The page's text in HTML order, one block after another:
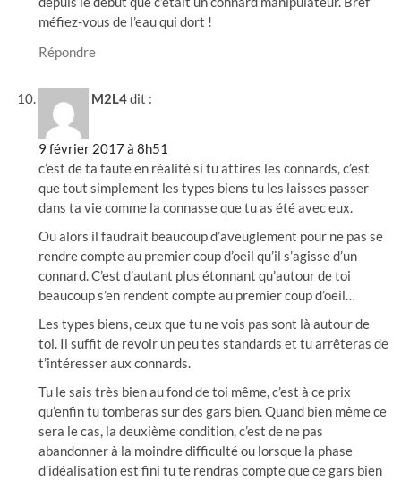
méfiez-vous de l’eau qui dort !
Répondre
M2L4dit :
9 février 2017 à 8h51
c’est de ta faute en réalité si tu attires les connards, c’est
que tout simplement les types biens tu les laisses passer
dans ta vie comme la connasse que tu as été avec eux.
Ou alors il faudrait beaucoup d’aveuglement pour ne pas se
rendre compte au premier coup d’oeil qu’il s’agisse d’un
connard. C’est d’autant plus étonnant qu’autour de toi
beaucoup s’en rendent compte au premier coup d’oeil…
Les types biens, ceux que tu ne vois pas sont là autour de
toi. Il suffit de revoir un peu tes standards et tu arrêteras de
t’intéresser aux connards.
Tu le sais très bien au fond de toi même, c’est à ce prix
qu’enfin tu tomberas sur des gars bien. Quand bien même ce
sera le cas, la deuxième condition, c’est de ne pas
abandonner à la moindre difficulté ou lorsque la phase
d’idéalisation est fini tu te rendras compte que ce gars bien